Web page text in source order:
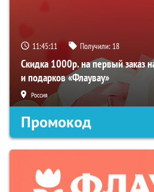
11:45:10 Получили: 18
Скидка 1000р. на первый заказ
и подарков «Флаувау»
Россия
Промокод